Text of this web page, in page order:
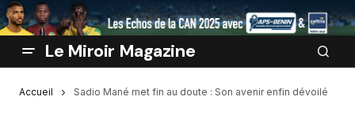
Le Miroir Magazine
Accueil Sadio Mané met fin au doute : Son avenir enfin dévoilé